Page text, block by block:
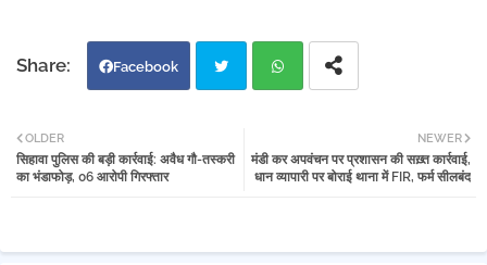
Facebook
tter atsa
NEWER
मंडी कर अपवंचन पर प्रशासन की सख़्त कार्रवाई,
धान व्यापारी पर बोराई थाना में FIR, फर्म सीलबंद
OLDER
सिहावा पुलिस की बड़ी कार्रवाई: अवैध गौ-तस्करी
का भंडाफोड़, 06 आरोपी गिरफ्तार